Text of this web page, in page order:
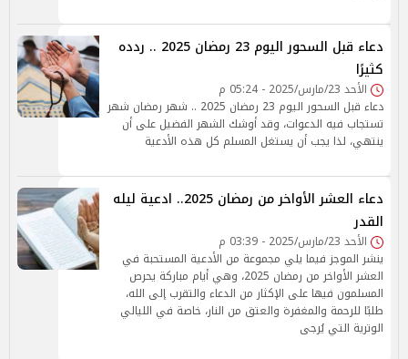
دعاء قبل السحور اليوم 23 رمضان 2025 .. ردده
كثيرًا
الأحد 23/مارس/2025 - 05:24 م
دعاء قبل السحور اليوم 23 رمضان 2025 .. شهر رمضان شهر
تستجاب فيه الدعوات، وقد أوشك الشهر الفضيل على أن
ينتهي، لذا يجب أن يستغل المسلم كل هذه الأدعية
دعاء العشر الأواخر من رمضان 2025.. ادعية ليله
القدر
الأحد 23/مارس/2025 - 03:39 م
ينشر الموجز فيما يلي مجموعة من الأدعية المستحبة في
العشر الأواخر من رمضان 2025، وهي أيام مباركة يحرص
المسلمون فيها على الإكثار من الدعاء والتقرب إلى الله،
طلبًا للرحمة والمغفرة والعتق من النار، خاصة في الليالي
الوترية التي يُرجى